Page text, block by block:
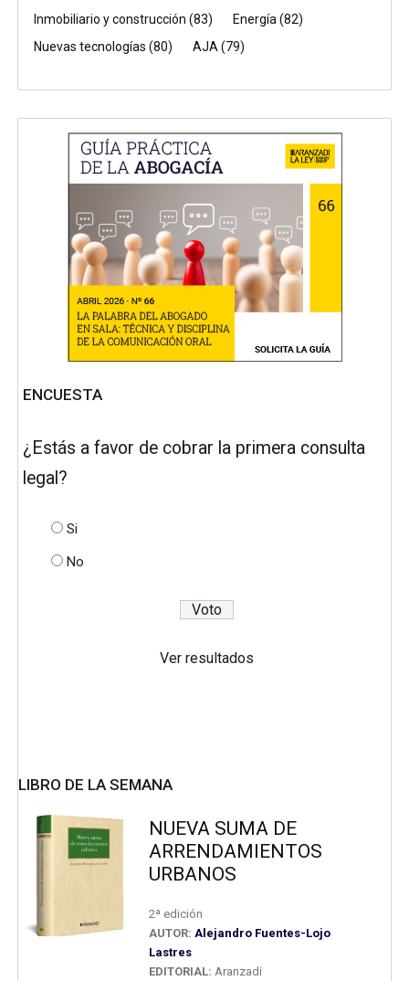
Inmobiliario y construcción (83) Energía (82)
Nuevas tecnologías (80) AJA (79)
ENCUESTA
¿Estás a favor de cobrar la primera consulta
legal?
Si
No
Ver resultados
LIBRO DE LA SEMANA
NUEVA SUMA DE
ARRENDAMIENTOS
URBANOS
2ª edición
AUTOR: Alejandro Fuentes-Lojo
Lastres
EDITORIAL: Aranzadi